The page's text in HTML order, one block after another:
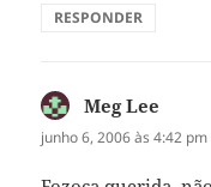
RESPONDER
Meg Lee
junho 6, 2006 às 4:42 pm